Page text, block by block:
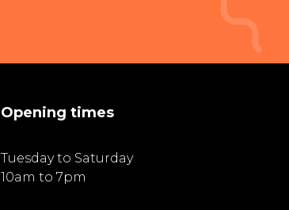
Opening times
Tuesday to Saturday
10am to 7pm